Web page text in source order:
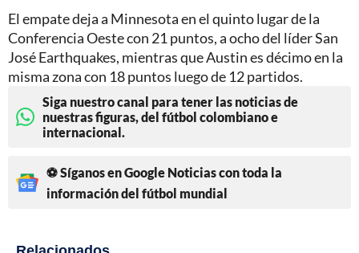
El empate deja a Minnesota en el quinto lugar de la
Conferencia Oeste con 21 puntos, a ocho del líder San
José Earthquakes, mientras que Austin es décimo en la
misma zona con 18 puntos luego de 12 partidos.
Siga nuestro canal para tener las noticias de
nuestras figuras, del fútbol colombiano e
internacional.
⚽ Síganos en Google Noticias con toda la
información del fútbol mundial